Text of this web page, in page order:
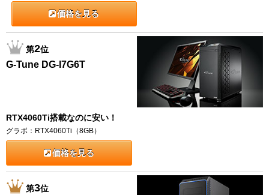
価格を見る
第2位
G-Tune DG-I7G6T
RTX4060Ti搭載なのに安い！
グラボ：RTX4060Ti（8GB）
価格を見る
第3位